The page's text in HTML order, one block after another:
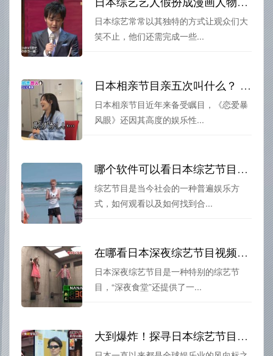
日本综艺常常以其独特的方式让观众们大
笑不止，他们还需完成一些...
日本相亲节目亲五次叫什么？ “恋爱暴风眼”受热捧
日本相亲节目近年来备受瞩目，《恋爱暴
风眼》还因其高度的娱乐性...
哪个软件可以看日本综艺节目直播回放？让你多姿多彩的生活不再无聊
综艺节目是当今社会的一种普遍娱乐方
式，如何观看以及如何找到合...
在哪看日本深夜综艺节目视频直播必看，覆盖全网，让你一次满足
日本深夜综艺节目是一种特别的综艺节
目，“深夜食堂”还提供了一...
大到爆炸！探寻日本综艺节目尺度之争